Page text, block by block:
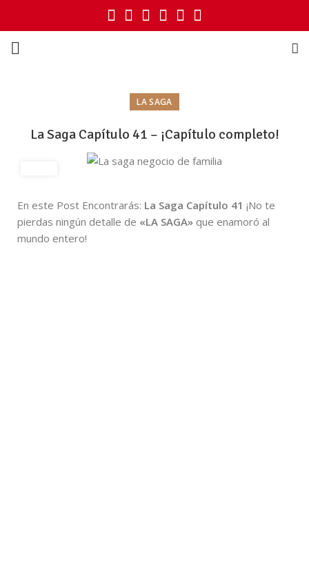
LA SAGA
La Saga Capítulo 41 – ¡Capítulo completo!
En este Post Encontrarás: La Saga Capítulo 41 ¡No te
pierdas ningún detalle de «LA SAGA» que enamoró al
mundo entero!